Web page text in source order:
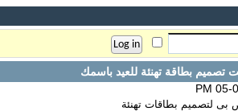
تصميم بطاقة تهنئة للعيد باسمك
لتصميم بطاقات تهنئة